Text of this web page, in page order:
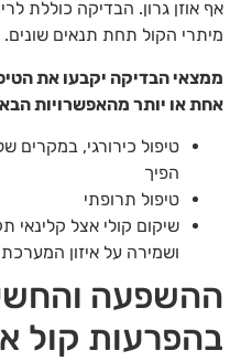
אף אוזן גרון. הבדיקה כוללת
מיתרי הקול תחת תנאים שונים.
ממצאי הבדיקה יקבעו את
אחת או יותר מהאפשרויות
טיפול כירורגי, במקרים
הפיך
טיפול תרופתי
שיקום קולי אצל קלינאי
ושמירה על איזון
ההשפעה
בהפרעות קול